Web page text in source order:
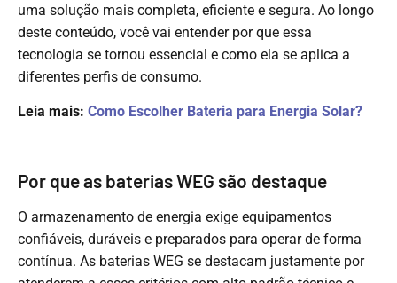
uma solução mais completa, eficiente e segura. Ao longo
deste conteúdo, você vai entender por que essa
tecnologia se tornou essencial e como ela se aplica a
diferentes perfis de consumo.
Leia mais: Como Escolher Bateria para Energia Solar?
Por que as baterias WEG são destaque
O armazenamento de energia exige equipamentos
confiáveis, duráveis e preparados para operar de forma
contínua. As baterias WEG se destacam justamente por